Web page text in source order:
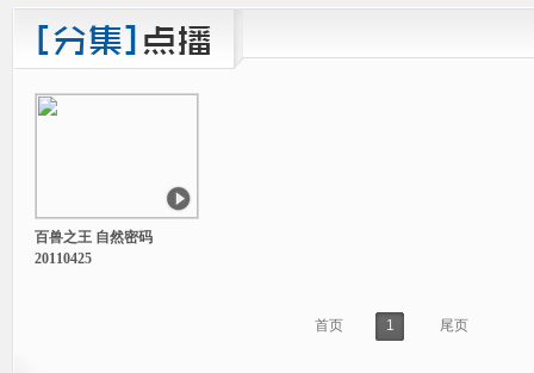
百兽之王 自然密码
20110425
首页 1 尾页